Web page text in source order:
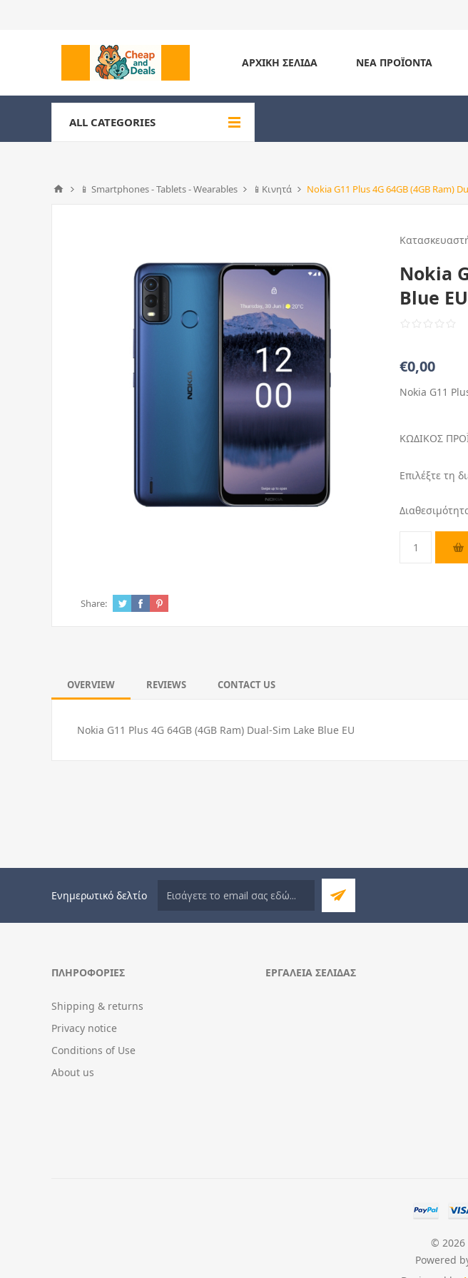
ΑΡΧΙΚΉ ΣΕΛΊΔΑ ΝΈΑ ΠΡΟΪΌΝΤΑ
ALL CATEGORIES
📱 Smartphones - Tablets - Wearables 📱Κινητά Nokia G11 Plus 4G 64GB (4GB Ram)
Nokia
Blue EU
€0,00
Nokia G11
ΚΩΔΙΚΟΣ
Επιλέξτε τη
Share:
OVERVIEW REVIEWS CONTACT US
Nokia G11 Plus 4G 64GB (4GB Ram) Dual-Sim Lake Blue EU
Ενημερωτικό δελτίο
ΠΛΗΡΟΦΟΡΊΕΣ
Shipping & returns
Privacy notice
Conditions of Use
About us
ΕΡΓΑΛΕΊΑ ΣΕΛΊΔΑΣ
© 2026
Powered